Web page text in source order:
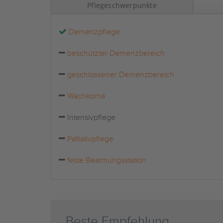
Pflegeschwerpunkte
Demenzpflege
beschützter Demenzbereich
geschlossener Demenzbereich
Wachkoma
Intensivpflege
Palliativpflege
feste Beatmungsstation